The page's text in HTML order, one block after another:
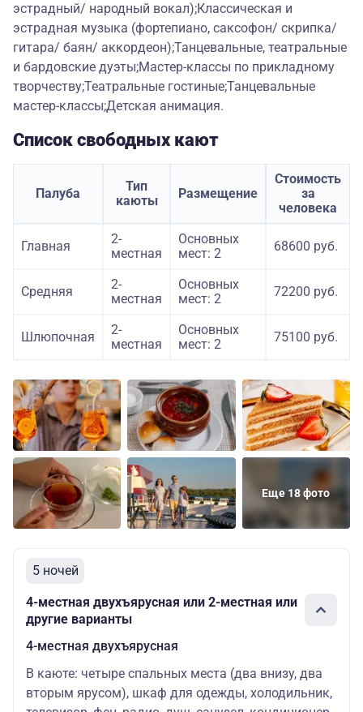
эстрадный/ народный вокал);Классическая и
эстрадная музыка (фортепиано, саксофон/ скрипка/
гитара/ баян/ аккордеон);Танцевальные, театральные
и бардовские дуэты;Мастер-классы по прикладному
творчеству;Театральные гостиные;Танцевальные
мастер-классы;Детская анимация.
Список свободных кают
Палуба
Тип
каюты
Размещение
Стоимость
за
человека
Главная
2-
местная
Основных
мест: 2
68600 руб.
Средняя
2-
местная
Основных
мест: 2
72200 руб.
Шлюпочная
2-
местная
Основных
мест: 2
75100 руб.
Еще 18 фото
5 ночей
4-местная двухъярусная или 2-местная или
другие варианты
4-местная двухъярусная
В каюте: четыре спальных места (два внизу, два
вторым ярусом), шкаф для одежды, холодильник,